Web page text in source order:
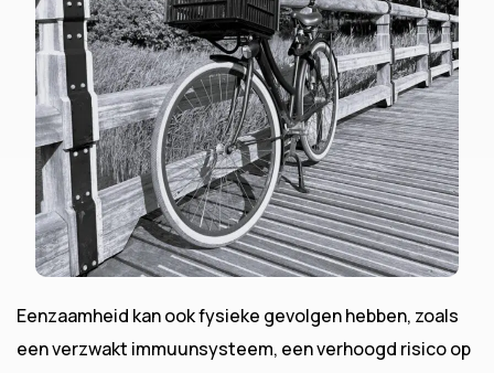
Eenzaamheid kan ook fysieke gevolgen hebben, zoals
een verzwakt immuunsysteem, een verhoogd risico op